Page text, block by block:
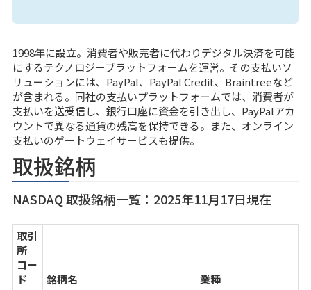
1998年に設立。消費者や販売者に代わりデジタル決済を可能
にするテクノロジープラットフォームを運営。その支払いソ
リューションには、PayPal、PayPal Credit、Braintreeなど
が含まれる。同社の支払いプラットフォームでは、消費者が
支払いを送受信し、銀行口座に資金を引き出し、PayPalアカ
ウントで異なる通貨の残高を保持できる。また、オンライン
支払いのゲートウェイサービスも提供。
取扱銘柄
NASDAQ 取扱銘柄一覧：2025年11月17日現在
取引
所
コー
ド
銘柄名
業種